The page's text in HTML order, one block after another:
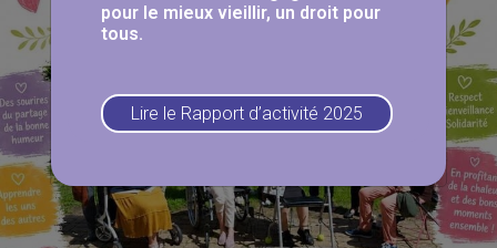
pour le mieux vieillir, un droit pour
tous.
Lire le Rapport d’activité 2025